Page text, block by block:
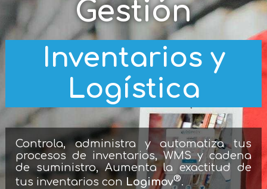
Gestión
Inventarios y
Logística
Controla, administra y automatiza tus
procesos de inventarios, WMS y cadena
de suministro, Aumenta la exactitud de
tus inventarios con Logimov®.